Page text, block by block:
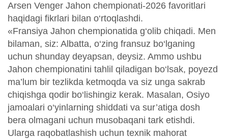
Arsen Venger Jahon chempionati-2026 favoritlari
haqidagi fikrlari bilan o‘rtoqlashdi.
«Fransiya Jahon chempionatida g‘olib chiqadi. Men
bilaman, siz: Albatta, o‘zing fransuz bo‘lganing
uchun shunday deyapsan, deysiz. Ammo ushbu
Jahon chempionatini tahlil qiladigan bo‘lsak, poyezd
ma’lum bir tezlikda ketmoqda va siz unga sakrab
chiqishga qodir bo‘lishingiz kerak. Masalan, Osiyo
jamoalari o‘yinlarning shiddati va sur’atiga dosh
bera olmagani uchun musobaqani tark etishdi.
Ularga raqobatlashish uchun texnik mahorat